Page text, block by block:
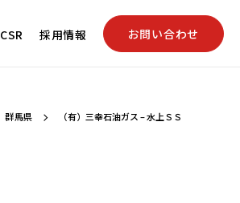
CSR 採用情報 お問い合わせ
群馬県 （有）三幸石油ガス – 水上ＳＳ